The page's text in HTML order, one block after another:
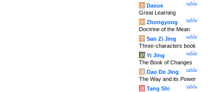
table
大 Daxue
Great Learning
table
中 Zhongyong
Doctrine of the Mean
table
字 San Zi Jing
Three-characters book
table
易 Yi Jing
The Book of Changes
table
道 Dao De Jing
The Way and its Power
table
唐 Tang Shi